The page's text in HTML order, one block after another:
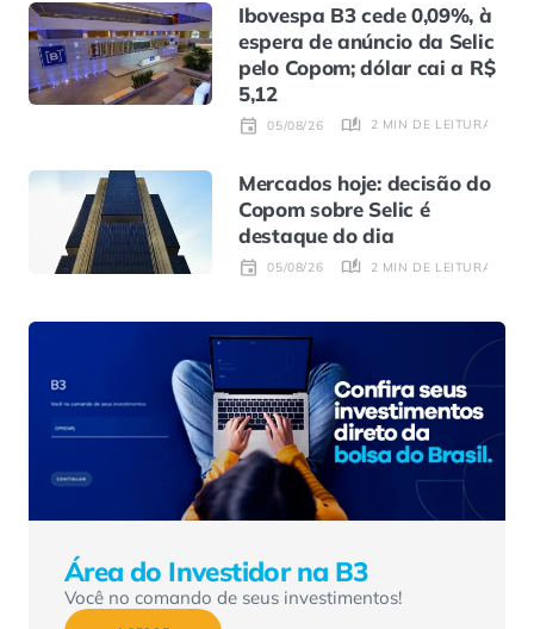
Ibovespa B3 cede 0,09%, à
espera de anúncio da Selic
pelo Copom; dólar cai a R$
5,12
05/08/26 2 MIN DE LEITURA
Mercados hoje: decisão do
Copom sobre Selic é
destaque do dia
05/08/26 2 MIN DE LEITURA
Área do Investidor na B3
Você no comando de seus investimentos!